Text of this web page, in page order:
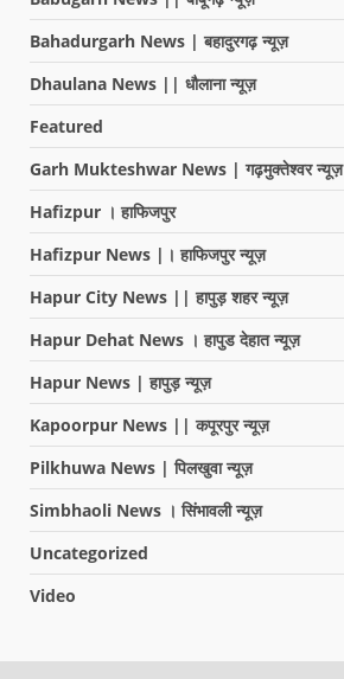
Bahadurgarh News | बहादुरगढ़ न्यूज़
Dhaulana News || धौलाना न्यूज़
Featured
Garh Mukteshwar News | गढ़मुक्तेश्वर न्यूज़
Hafizpur । हाफिजपुर
Hafizpur News |। हाफिजपुर न्यूज़
Hapur City News || हापुड़ शहर न्यूज़
Hapur Dehat News । हापुड देहात न्यूज़
Hapur News | हापुड़ न्यूज़
Kapoorpur News || कपूरपुर न्यूज़
Pilkhuwa News | पिलखुवा न्यूज़
Simbhaoli News । सिंभावली न्यूज़
Uncategorized
Video